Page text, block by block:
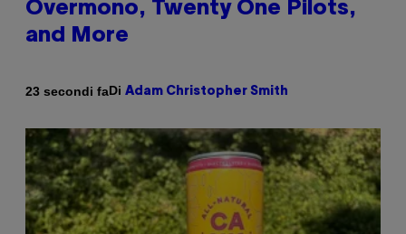
Overmono, Twenty One Pilots,
and More
23 secondi faDi Adam Christopher Smith